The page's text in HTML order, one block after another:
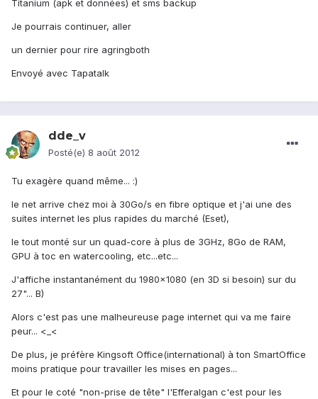
Titanium (apk et données) et sms backup
Je pourrais continuer, aller
un dernier pour rire agringboth
Envoyé avec Tapatalk
dde_v
Posté(e) 8 août 2012
Tu exagère quand même... :)
le net arrive chez moi à 30Go/s en fibre optique et j'ai une des
suites internet les plus rapides du marché (Eset),
le tout monté sur un quad-core à plus de 3GHz, 8Go de RAM,
GPU à toc en watercooling, etc...etc...
J'affiche instantanément du 1980x1080 (en 3D si besoin) sur du
27"... B)
Alors c'est pas une malheureuse page internet qui va me faire
peur... <_<
De plus, je préfère Kingsoft Office(international) à ton SmartOffice
moins pratique pour travailler les mises en pages...
Et pour le coté "non-prise de tête" l'Efferalgan c'est pour les